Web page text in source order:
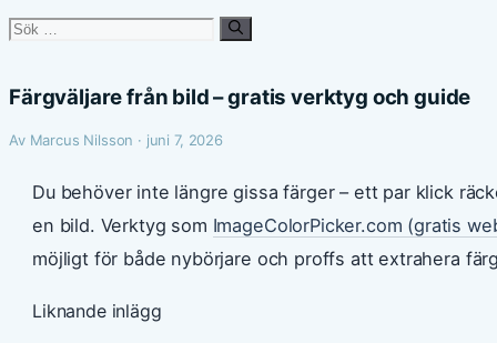
Sök
Färgväljare från bild – gratis verktyg och guide
Av Marcus Nilsson · juni 7, 2026
Du behöver inte längre gissa färger – ett par klick
en bild. Verktyg som ImageColorPicker.com (gratis
möjligt för både nybörjare och proffs att extrahera
Liknande inlägg